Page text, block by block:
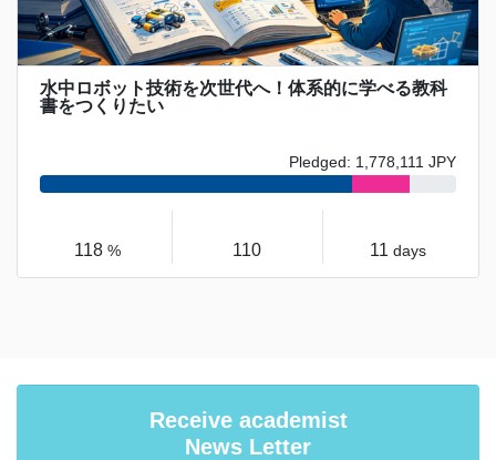
水中ロボット技術を次世代へ！体系的に学べる教科
書をつくりたい
Pledged: 1,778,111 JPY
118% 110 11 days
Receive academist
News Letter